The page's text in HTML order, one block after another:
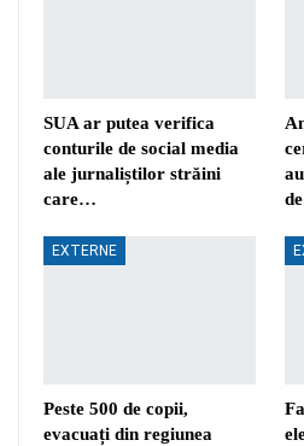
SUA ar putea verifica
conturile de social media
ale jurnaliștilor străini
care…
EXTERNE
Peste 500 de copii,
evacuați din regiunea